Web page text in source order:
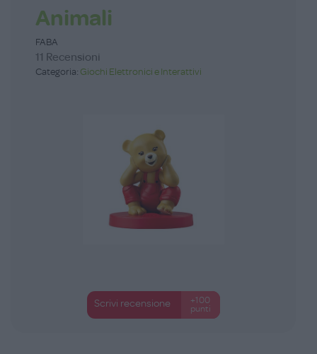
Animali
FABA
11 Recensioni
Categoria: Giochi Elettronici e Interattivi
Scrivi recensione
+100
punti